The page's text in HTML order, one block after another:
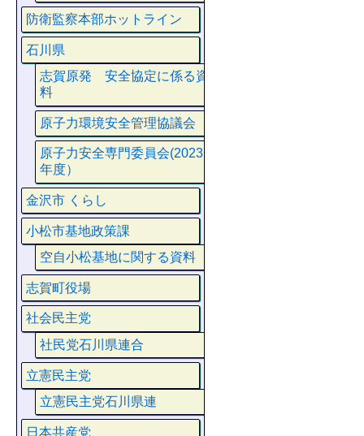
防衛監察本部ホットライン
石川県
志賀原発 安全協定に係る資
料
原子力環境安全管理協議会
原子力安全専門委員会(2023
年度）
金沢市 くらし
小松市基地政策課
空自小松基地に関する資料
志賀町役場
社会民主党
社民党石川県連合
立憲民主党
立憲民主党石川県連
日本共産党